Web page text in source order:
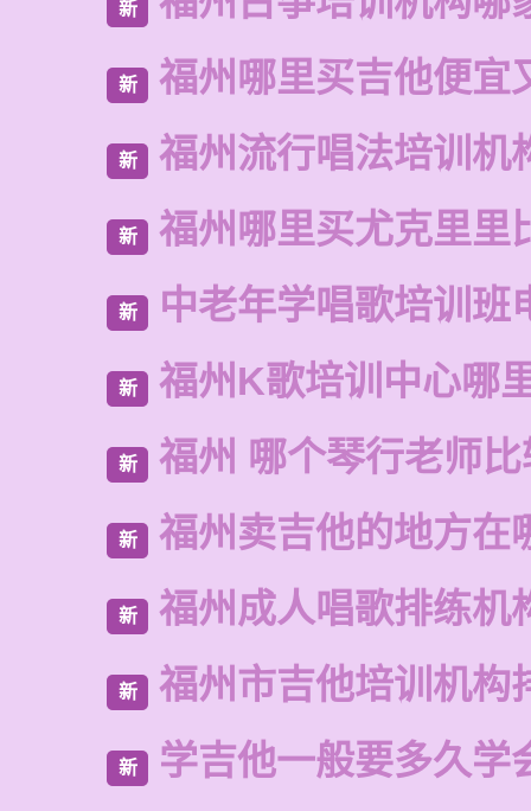
新
新 福州哪里买吉他便宜
新 福州流行唱法培训机
新 福州哪里买尤克里里
新 中老年学唱歌培训班
新 福州K歌培训中心哪
新 福州 哪个琴行老师
新 福州卖吉他的地方在
新 福州成人唱歌排练机
新 福州市吉他培训机构
新 学吉他一般要多久学